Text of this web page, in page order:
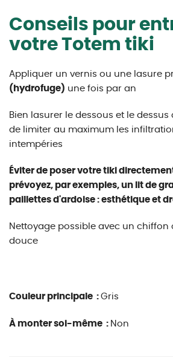
Conseils pour
votre Totem tiki
Appliquer un vernis ou une lasure
(hydrofuge) une fois par an
Bien lasurer le dessous et le
de limiter au maximum les
intempéries
Éviter de poser votre tiki
prévoyez, par exemples, un lit de
paillettes d'ardoise : esthétique et
Nettoyage possible avec un chiffon
douce
Couleur principale : Gris
À monter soi-même : Non